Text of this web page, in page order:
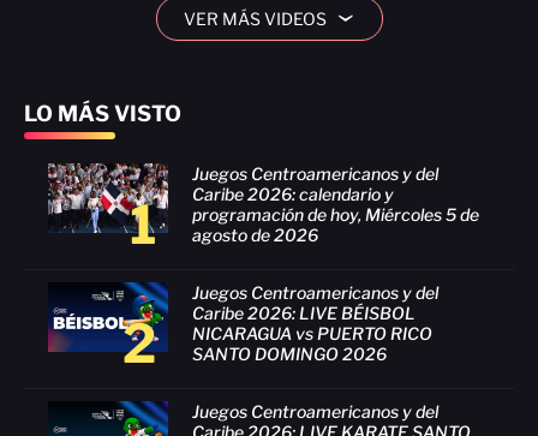
LO MÁS VISTO
1
Juegos Centroamericanos y del
Caribe 2026: calendario y
programación de hoy, Miércoles 5 de
agosto de 2026
2
Juegos Centroamericanos y del
Caribe 2026: LIVE BÉISBOL
NICARAGUA vs PUERTO RICO
SANTO DOMINGO 2026
Juegos Centroamericanos y del
Caribe 2026: LIVE KARATE SANTO
VER MÁS VIDEOS ›